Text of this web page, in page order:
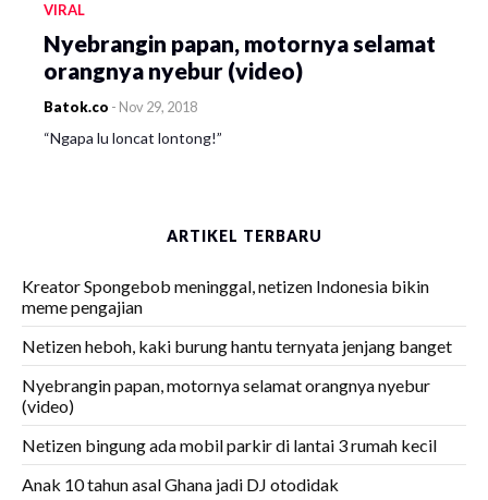
VIRAL
Nyebrangin papan, motornya selamat
orangnya nyebur (video)
Batok.co - Nov 29, 2018
“Ngapa lu loncat lontong!”
ARTIKEL TERBARU
Kreator Spongebob meninggal, netizen Indonesia bikin
meme pengajian
Netizen heboh, kaki burung hantu ternyata jenjang banget
Nyebrangin papan, motornya selamat orangnya nyebur
(video)
Netizen bingung ada mobil parkir di lantai 3 rumah kecil
Anak 10 tahun asal Ghana jadi DJ otodidak